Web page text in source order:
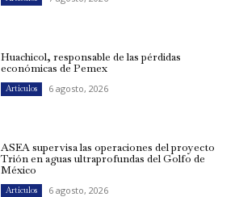
Huachicol, responsable de las pérdidas
económicas de Pemex
Artículos 6 agosto, 2026
ASEA supervisa las operaciones del proyecto
Trión en aguas ultraprofundas del Golfo de
México
Artículos 6 agosto, 2026